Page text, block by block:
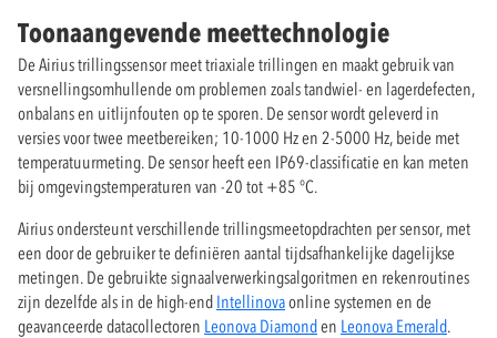
Toonaangevende meettechnologie
De Airius trillingssensor meet triaxiale trillingen en maakt gebruik van
versnellingsomhullende om problemen zoals tandwiel- en lagerdefecten,
onbalans en uitlijnfouten op te sporen. De sensor wordt geleverd in
versies voor twee meetbereiken; 10-1000 Hz en 2-5000 Hz, beide met
temperatuurmeting. De sensor heeft een IP69-classificatie en kan meten
bij omgevingstemperaturen van -20 tot +85 °C.
Airius ondersteunt verschillende trillingsmeetopdrachten per sensor, met
een door de gebruiker te definiëren aantal tijdsafhankelijke dagelijkse
metingen. De gebruikte signaalverwerkingsalgoritmen en rekenroutines
zijn dezelfde als in de high-end Intellinovaonline systemen en de
geavanceerde datacollectoren Leonova Diamonden Leonova Emerald.